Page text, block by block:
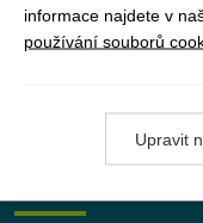
informace najdete v
používání souborů
Upravit